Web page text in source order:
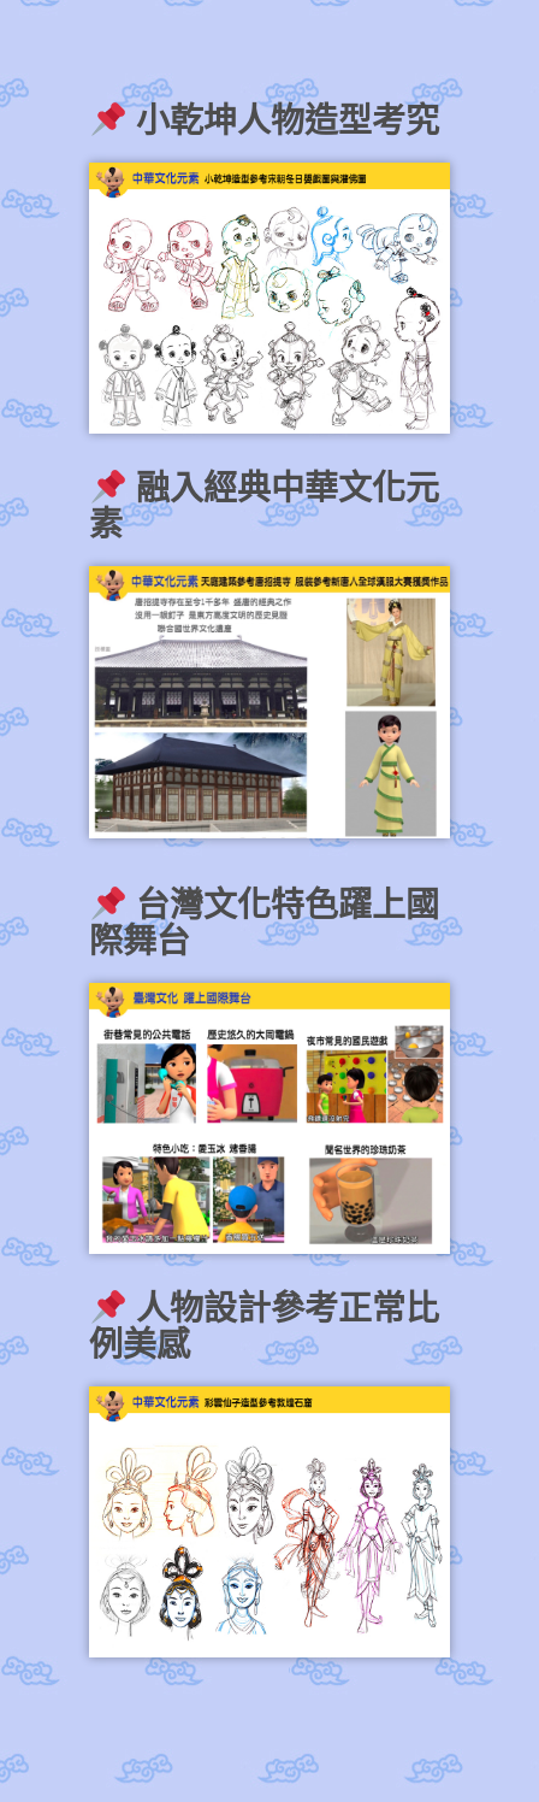
小乾坤人物造型考究
融入經典中華文化元
素
台灣文化特色躍上國
際舞台
人物設計參考正常比
例美感